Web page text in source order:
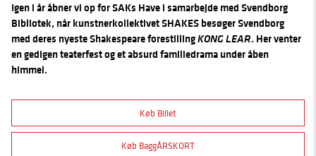
Igen i år åbner vi op for SAKs Have i samarbejde med Svendborg
Bibliotek, når kunstnerkollektivet SHAKES besøger Svendborg
med deres nyeste Shakespeare forestillingKONG LEAR. Her venter
en gedigen teaterfest og et absurd familiedrama under åben
himmel.
Køb Billet
Køb BaggÅRSKORT